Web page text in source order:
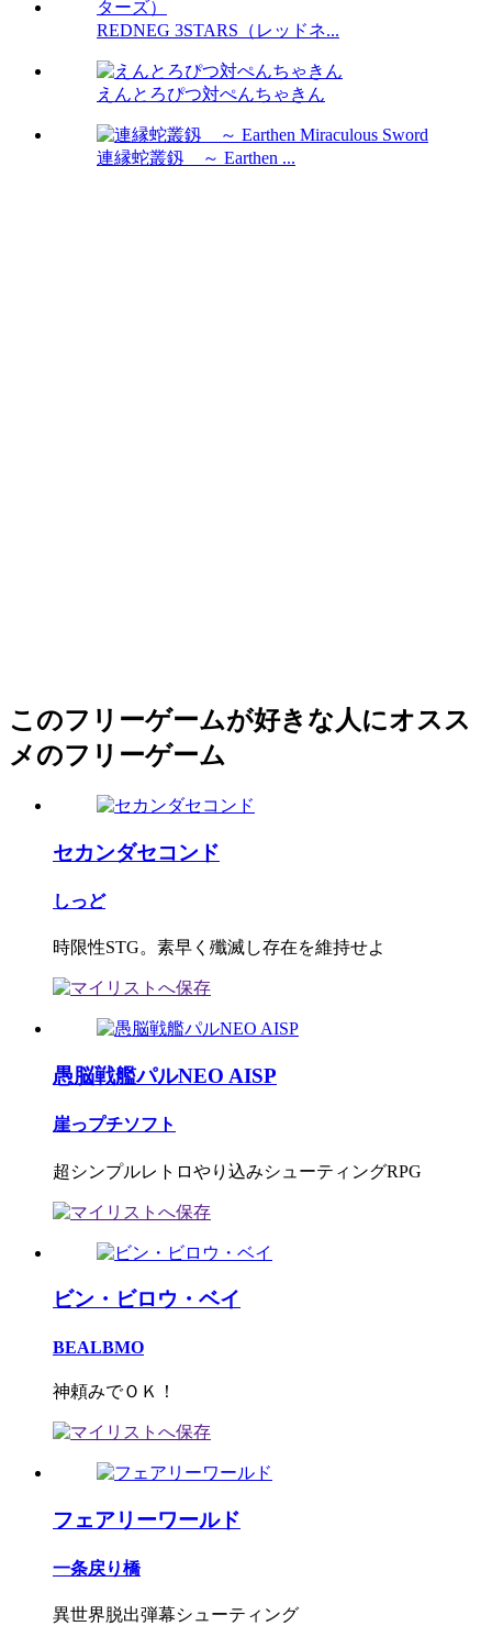
REDNEG 3STARS（レッドネ...
えんとろぴつ対ぺんちゃきん
連縁蛇叢釼 ～ Earthen ...
このフリーゲームが好きな人にオスス
メのフリーゲーム
セカンダセコンド
しっど
時限性STG。素早く殲滅し存在を維持せよ
愚脳戦艦パルNEO AISP
崖っプチソフト
超シンプルレトロやり込みシューティングRPG
ビン・ビロウ・ベイ
BEALBMO
神頼みでＯＫ！
フェアリーワールド
一条戻り橋
異世界脱出弾幕シューティング